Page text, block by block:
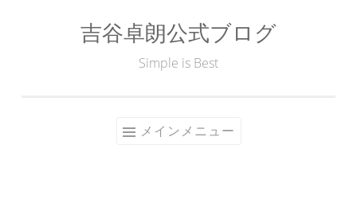
吉谷卓朗公式ブログ
Simple is Best
メインメニュー